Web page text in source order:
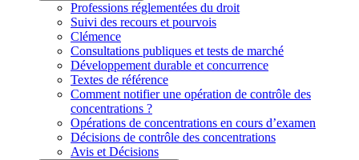
Professions réglementées du droit
Suivi des recours et pourvois
Clémence
Consultations publiques et tests de marché
Développement durable et concurrence
Textes de référence
Comment notifier une opération de contrôle des
concentrations ?
Opérations de concentrations en cours d’examen
Décisions de contrôle des concentrations
Avis et Décisions